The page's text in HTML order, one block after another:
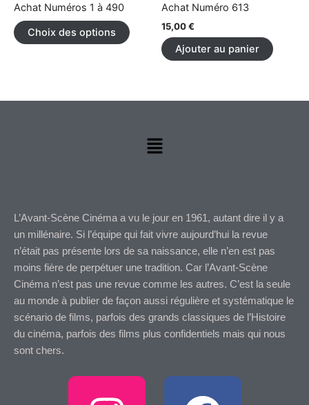
Achat Numéros 1 à 490
Choix des options
variations.
être
Achat Numéro 613
15,00€
Ajouter au panier
Menu
L’Avant-Scène Cinéma a vu le jour en 1961, autant dire il y a
un millénaire. Si l’équipe qui fait vivre aujourd’hui la revue
n’était pas présente lors de sa naissance, elle n’en est pas
moins fière de perpétuer une tradition. Car l’Avant-Scène
Cinéma n’est pas une revue comme les autres. C’est la seule
au monde à publier de façon aussi régulière et systématique le
scénario de films, parfois des grands classiques de l’Histoire
du cinéma, parfois des films plus confidentiels mais qui nous
sont chers.
I
F